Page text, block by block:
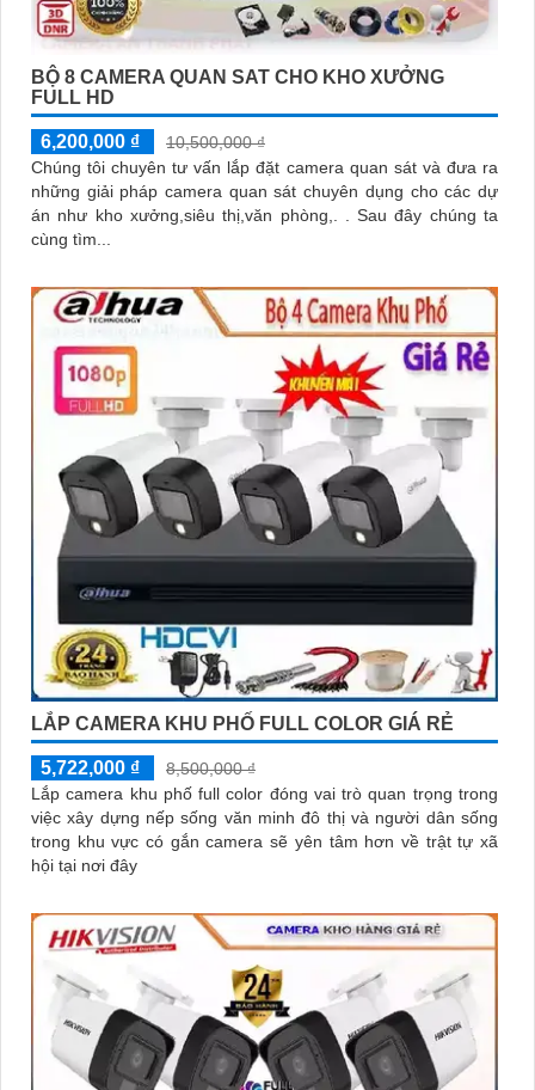
BỘ 8 CAMERA QUAN SAT CHO KHO XƯỞNG
FULL HD
6,200,000 ₫
10,500,000 ₫
Chúng tôi chuyên tư vấn lắp đặt camera quan sát và đưa ra
những giải pháp camera quan sát chuyên dụng cho các dự
án như kho xưởng,siêu thị,văn phòng,. . Sau đây chúng ta
cùng tìm...
LẮP CAMERA KHU PHỐ FULL COLOR GIÁ RẺ
5,722,000 ₫
8,500,000 ₫
Lắp camera khu phố full color đóng vai trò quan trọng trong
việc xây dựng nếp sống văn minh đô thị và người dân sống
trong khu vực có gắn camera sẽ yên tâm hơn về trật tự xã
hội tại nơi đây